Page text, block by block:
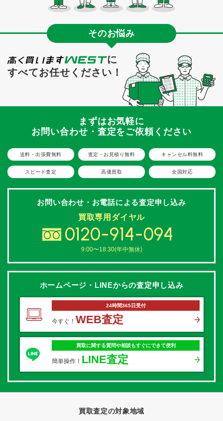
そのお悩み
に
すべてお任せください！
まずはお気軽に
お問い合わせ・査定をご依頼ください
送料・出張費無料 査定・お見積り無料 キャンセル料無料
スピード査定 高価買取 全国対応
お問い合わせ・お電話による査定申し込み
買取専用ダイヤル
0120-914-094
9:00〜18:30(年中無休)
ホームページ・LINEからの査定申し込み
24時間365日受付
今すぐ！ WEB査定
買取に関する質問や相談もすぐにできて便利
簡単操作！ LINE査定
買取査定の対象地域